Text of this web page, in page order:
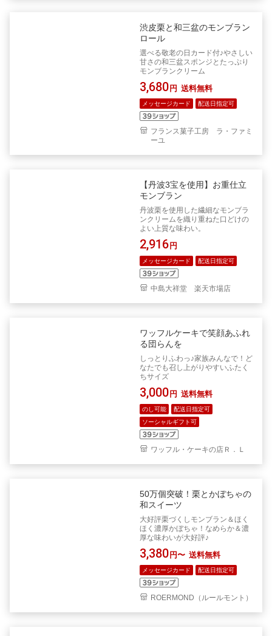
渋皮栗と和三盆のモンブラン
ロール
選べる敬老の日カード付♪やさしい
甘さの和三盆スポンジとたっぷり
モンブランクリーム
3,680 円 送料無料
メッセージカード 配送日指定可
フランス菓子工房 ラ・ファミ
ーユ
【丹波3宝を使用】お重仕立
モンブラン
丹波栗を使用した繊細なモンブラ
ンクリームを織り重ねた口どけの
よい上質な味わい。
2,916 円
メッセージカード 配送日指定可
中島大祥堂 楽天市場店
ワッフルケーキで笑顔あふれ
る団らんを
しっとりふわっ♪家族みんなで！ど
なたでも召し上がりやすいふたく
ちサイズ
3,000 円 送料無料
のし可能
配送日指定可
ソーシャルギフト可
ワッフル・ケーキの店Ｒ．Ｌ
50万個突破！栗とかぼちゃの
和スイーツ
大好評栗づくしモンブラン＆ほく
ほく濃厚かぼちゃ！なめらか＆濃
厚な味わいが大好評♪
3,380 円〜 送料無料
メッセージカード 配送日指定可
ROERMOND（ルールモント）